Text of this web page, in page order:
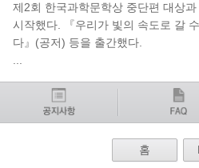
제2회 한국과학문학상 중단편 대상
시작했다. 『우리가 빛의 속도로 갈
다』(공저) 등을 출간했다.
홈